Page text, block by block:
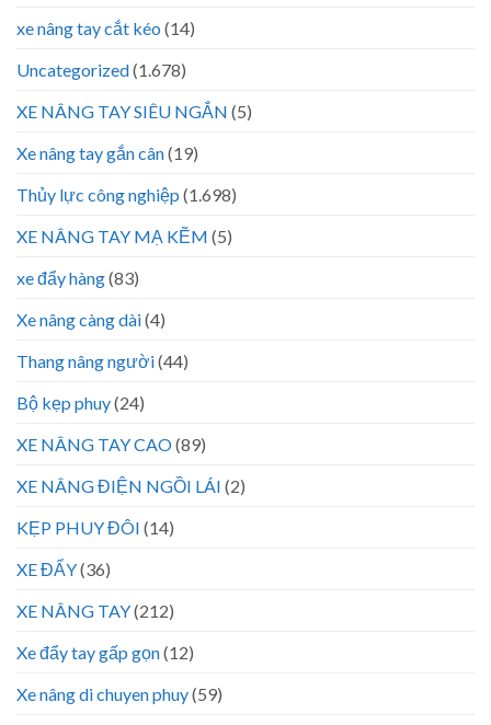
xe nâng tay cắt kéo (14)
Uncategorized(1.678)
XE NÂNG TAY SIÊU NGẮN (5)
Xe nâng tay gắn cân(19)
Thủy lực công nghiệp (1.698)
XE NÂNG TAY MẠ KẼM (5)
xe đẩy hàng(83)
Xe nâng càng dài(4)
Thang nâng người(44)
Bộ kẹp phuy(24)
XE NÂNG TAY CAO(89)
XE NÂNG ĐIỆN NGỒI LÁI (2)
KẸP PHUY ĐÔI (14)
XE ĐẨY(36)
XE NÂNG TAY(212)
Xe đẩy tay gấp gọn(12)
Xe nâng di chuyen phuy(59)